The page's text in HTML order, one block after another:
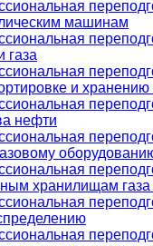
машинам
газа
и хранению
нефти
хранилищам